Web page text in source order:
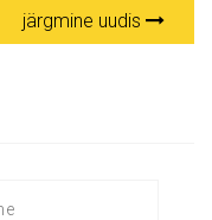
järgmine uudis